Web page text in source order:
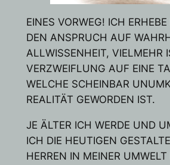
EINES VORWEG! ICH
DEN ANSPRUCH AUF
ALLWISSENHEIT, VIELMEHR
VERZWEIFLUNG AUF EINE
WELCHE SCHEINBAR
REALITÄT GEWORDEN IST.
JE ÄLTER ICH WERDE UND
ICH DIE HEUTIGEN
HERREN IN MEINER